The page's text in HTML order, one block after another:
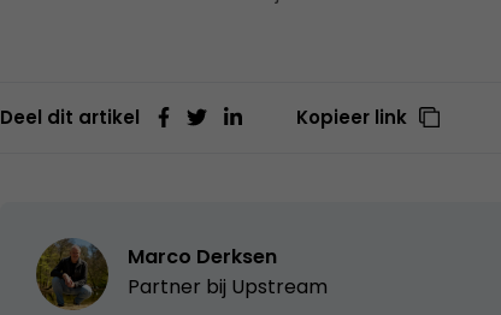
Deel dit artikel Kopieer link
Marco Derksen
Partner bij Upstream